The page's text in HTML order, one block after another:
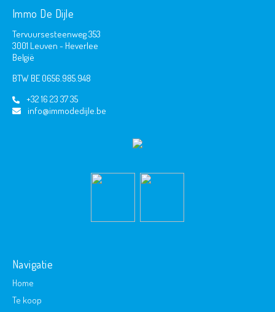
Immo De Dijle
Tervuursesteenweg 353
3001 Leuven - Heverlee
België
BTW BE 0656.985.948
+32 16 23 37 35
info@immodedijle.be
Navigatie
Home
Te koop